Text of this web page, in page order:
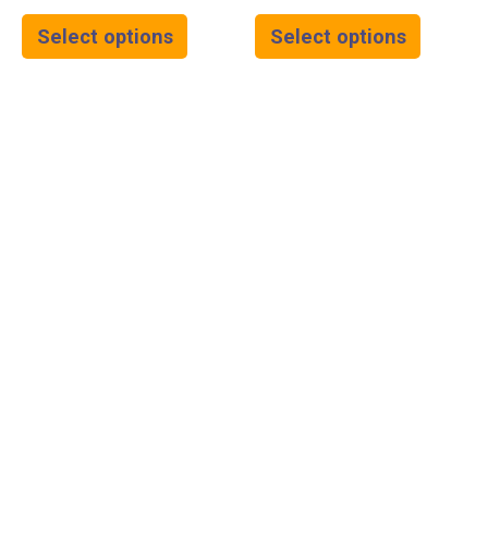
Select options Select options